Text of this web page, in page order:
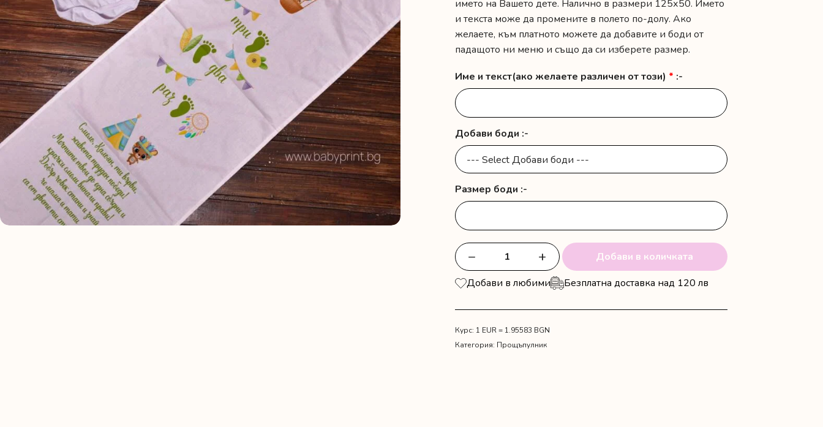
името на Вашето дете. Налично в размери 125х50. Името
и текста може да промените в полето по-долу. Ако
желаете, към платното можете да добавите и боди от
падащото ни меню и също да си изберете размер.
Име и текст(ако желаете различен от този) * :-
Добави боди :-
Размер боди :-
количество
за
Платно
прощъпулник
с
индианец
− +
Добави в количката
Добави в любими
Безплатна доставка над 120 лв
Курс: 1 EUR = 1.95583 BGN
Категория: Прощъпулник